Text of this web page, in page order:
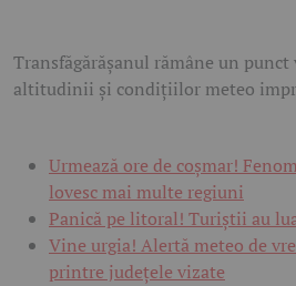
Transfăgărășanul rămâne un
altitudinii și condițiilor meteo
Urmează ore de coșmar!
lovesc mai multe regiuni
Panică pe litoral! Turiștii au
Vine urgia! Alertă meteo de
printre județele vizate